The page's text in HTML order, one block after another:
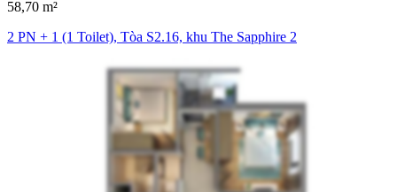
58,70 m²
2 PN + 1 (1 Toilet), Tòa S2.16, khu The Sapphire 2